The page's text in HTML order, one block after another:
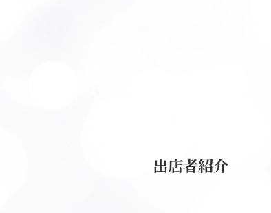
出店者紹介